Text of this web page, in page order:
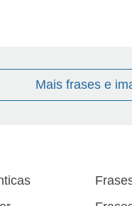
Mais frases e